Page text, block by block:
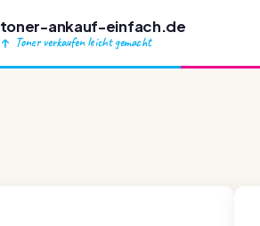
toner-ankauf-einfach.de
Toner verkaufen leicht gemacht